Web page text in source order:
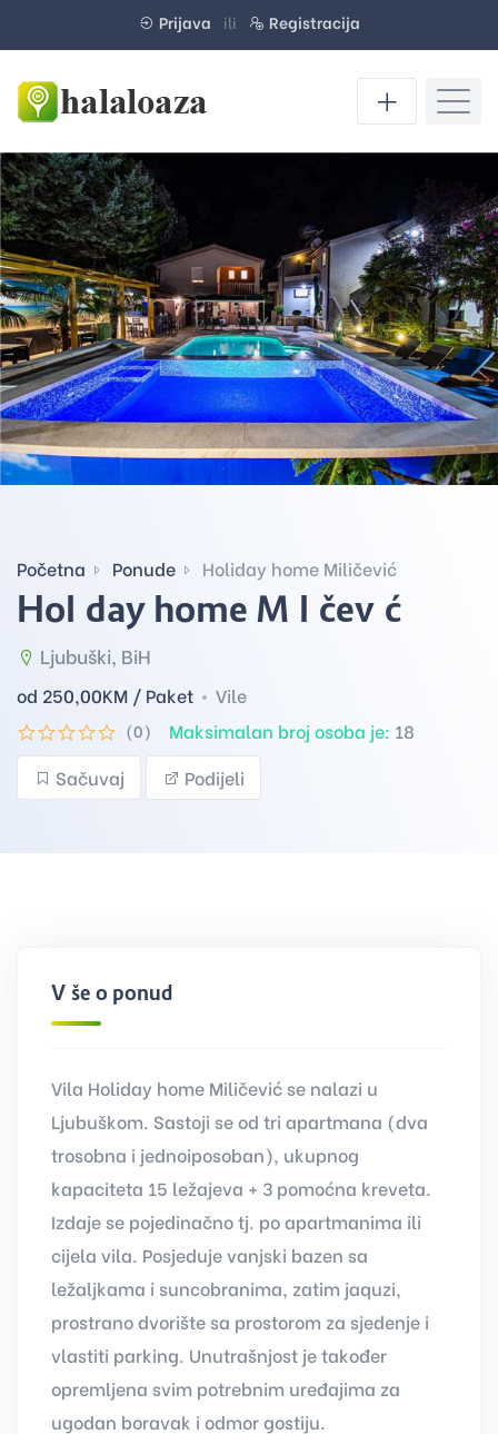
Prijava ili Registracija
Početna Ponude Holiday home Miličević
Holiday home Miličević
Ljubuški, BiH
od 250,00KM / Paket Vile
(0) Maksimalan broj osoba je: 18
Sačuvaj
Podijeli
Više o ponudi
Vila Holiday home Miličević se nalazi u
Ljubuškom. Sastoji se od tri apartmana (dva
trosobna i jednoiposoban), ukupnog
kapaciteta 15 ležajeva + 3 pomoćna kreveta.
Izdaje se pojedinačno tj. po apartmanima ili
cijela vila. Posjeduje vanjski bazen sa
ležaljkama i suncobranima, zatim jaquzi,
prostrano dvorište sa prostorom za sjedenje i
vlastiti parking. Unutrašnjost je također
opremljena svim potrebnim uređajima za
ugodan boravak i odmor gostiju.